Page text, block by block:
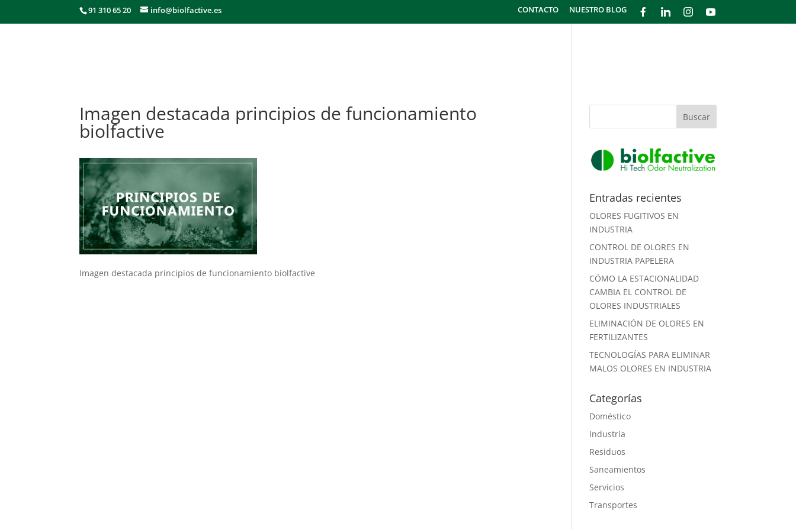
91 310 65 20 info@biolfactive.es CONTACTO NUESTRO BLOG
Imagen destacada principios de funcionamiento
biolfactive
Imagen destacada principios de funcionamiento biolfactive
Entradas recientes
OLORES FUGITIVOS EN
INDUSTRIA
CONTROL DE OLORES EN
INDUSTRIA PAPELERA
CÓMO LA ESTACIONALIDAD
CAMBIA EL CONTROL DE
OLORES INDUSTRIALES
ELIMINACIÓN DE OLORES EN
FERTILIZANTES
TECNOLOGÍAS PARA ELIMINAR
MALOS OLORES EN INDUSTRIA
Categorías
Doméstico
Industria
Residuos
Saneamientos
Servicios
Transportes